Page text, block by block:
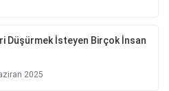
Düşürmek İsteyen Birçok İnsan
2025